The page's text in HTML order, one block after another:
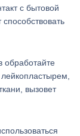
с бытовой
обработайте
вызовет